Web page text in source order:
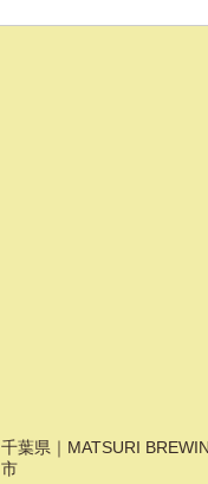
千葉県｜MATSURI
市